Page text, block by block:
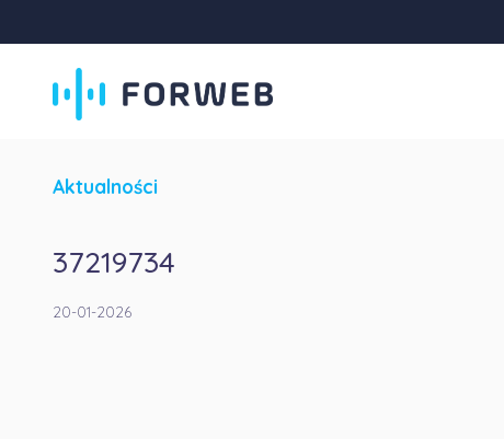
Aktualności
37219734
20-01-2026